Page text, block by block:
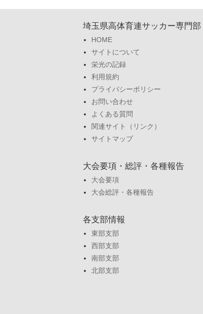
埼玉県高体育連サッカー専門部
HOME
サイトについて
栄光の記録
利用規約
プライバシーポリシー
お問い合わせ
よくある質問
関連サイト（リンク）
サイトマップ
大会要項・総評・各種報告
大会要項
大会総評・各種報告
各支部情報
東部支部
西部支部
南部支部
北部支部